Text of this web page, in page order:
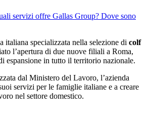
servizi offre Gallas Group? Dove sono
italiana specializzata nella selezione di colf
l’apertura di due nuove filiali a Roma,
espansione in tutto il territorio nazionale.
dal Ministero del Lavoro, l’azienda
servizi per le famiglie italiane e a creare
nel settore domestico.